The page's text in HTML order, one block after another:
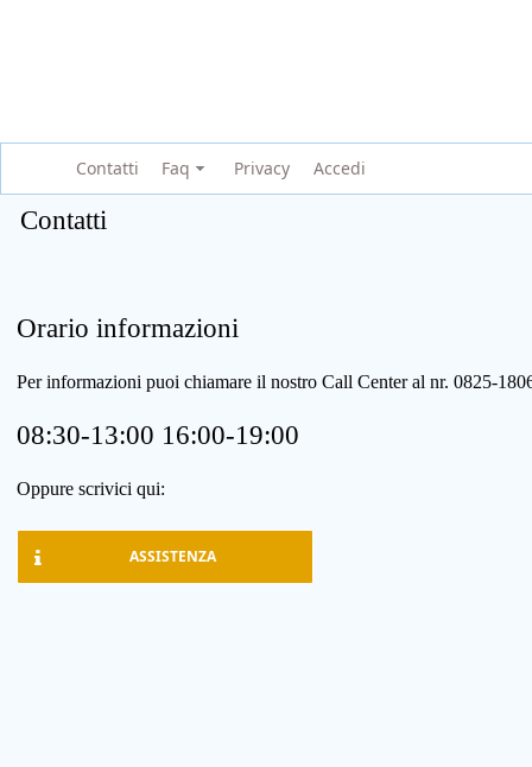
Contatti Faq Privacy Accedi
Contatti
Orario informazioni
Per informazioni puoi chiamare il nostro Call Center al nr. 0825-
08:30-13:00 16:00-19:00
Oppure scrivici qui:
ASSISTENZA